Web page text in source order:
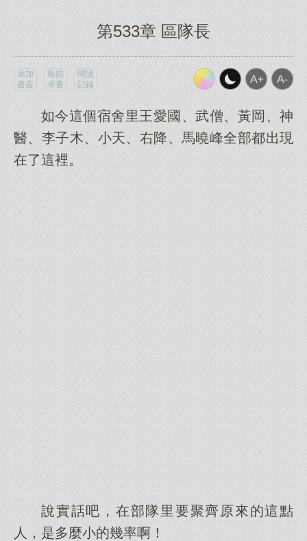
第533章 區隊長
添加
書簽
報錯
求書
閱讀
記錄
如今這個宿舍里王愛國、武僧、黃岡、神
醫、李子木、小天、右降、馬曉峰全部都出現
在了這裡。
說實話吧，在部隊里要聚齊原來的這點
人，是多麼小的幾率啊！